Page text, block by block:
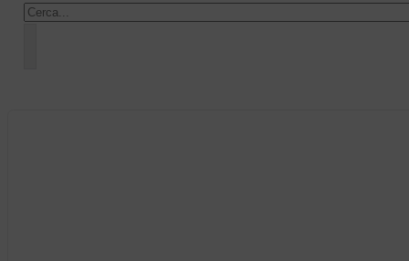
Cercar